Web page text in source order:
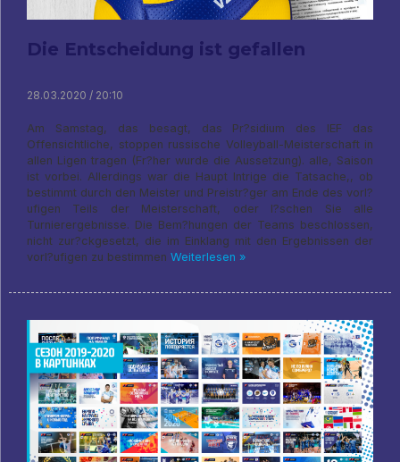
Die Entscheidung ist gefallen
28.03.2020 / 20:10
Am Samstag, das besagt, das Pr?sidium des IEF das
Offensichtliche, stoppen russische Volleyball-Meisterschaft in
allen Ligen tragen (Fr?her wurde die Aussetzung). alle, Saison
ist vorbei. Allerdings war die Haupt Intrige die Tatsache,, ob
bestimmt durch den Meister und Preistr?ger am Ende des vorl?
ufigen Teils der Meisterschaft, oder l?schen Sie alle
Turnierergebnisse. Die Bem?hungen der Teams beschlossen,
nicht zur?ckgesetzt, die im Einklang mit den Ergebnissen der
vorl?ufigen zu bestimmen Weiterlesen »